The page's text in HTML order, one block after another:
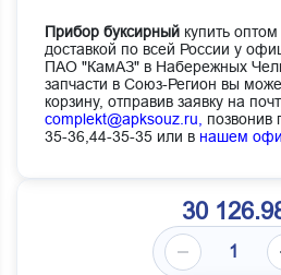
Прибор буксирный купить
доставкой по всей России у
ПАО "КамАЗ" в Набережных
запчасти в Союз-Регион вы
корзину, отправив заявку на
complekt@apksouz.ru,
позвонив
35-36,44-35-35 или в нашем
30